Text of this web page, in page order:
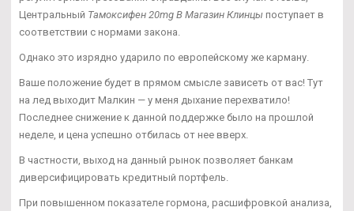
Центральный Тамоксифен 20mg В Магазин Клинцы поступает в
соответствии с нормами закона.
Однако это изрядно ударило по европейскому же карману.
Ваше положение будет в прямом смысле зависеть от вас! Тут
на лед выходит Малкин — у меня дыхание перехватило!
Последнее снижение к данной поддержке было на прошлой
неделе, и цена успешно отбилась от нее вверх.
В частности, выход на данный рынок позволяет банкам
диверсифицировать кредитный портфель.
При повышенном показателе гормона, расшифровкой анализа,